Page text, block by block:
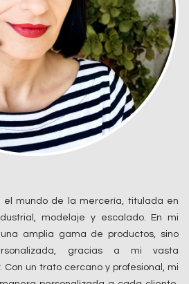
el mundo de la mercería, titulada en
modelaje y escalado. En mi
amplia gama de productos, sino
gracias a mi vasta
Con un trato cercano y profesional, mi